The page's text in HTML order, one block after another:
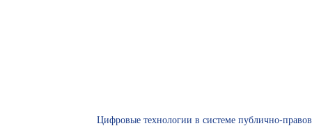
Цифровые технологии в системе публично-